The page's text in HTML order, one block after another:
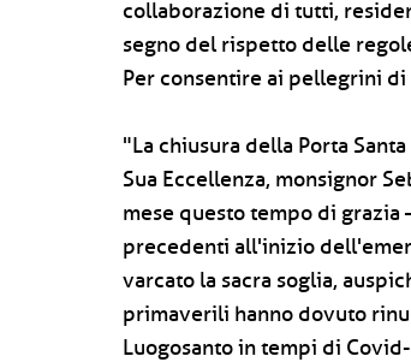
collaborazione di tutti,
segno del rispetto delle
Per consentire ai pellegrini di
"La chiusura della Porta
Sua Eccellenza, monsignor
mese questo tempo di grazia
precedenti all'inizio
varcato la sacra soglia,
primaverili hanno dovuto
Luogosanto in tempi di